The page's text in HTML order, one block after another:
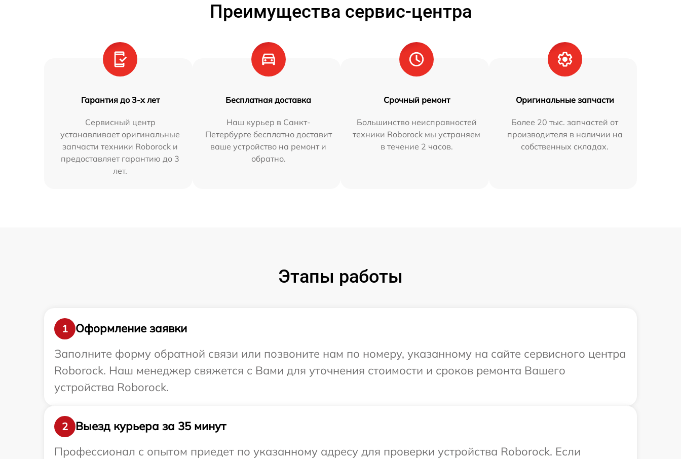
Преимущества сервис-центра
Гарантия до 3-х лет
Сервисный центр
устанавливает оригинальные
запчасти техники Roborock и
предоставляет гарантию до 3
лет.
Бесплатная доставка
Наш курьер в Санкт-
Петербурге бесплатно доставит
ваше устройство на ремонт и
обратно.
Срочный ремонт
Большинство неисправностей
техники Roborock мы устраняем
в течение 2 часов.
Оригинальные запчасти
Более 20 тыс. запчастей от
производителя в наличии на
собственных складах.
Этапы работы
1
Оформление заявки
Заполните форму обратной связи или позвоните нам по номеру, указанному на сайте сервисного центра
Roborock. Наш менеджер свяжется с Вами для уточнения стоимости и сроков ремонта Вашего
устройства Roborock.
2
Выезд курьера за 35 минут
Профессионал с опытом приедет по указанному адресу для проверки устройства Roborock. Если